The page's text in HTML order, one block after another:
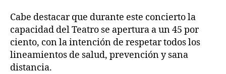
Cabe destacar que durante este concierto la
capacidad del Teatro se apertura a un 45 por
ciento, con la intención de respetar todos los
lineamientos de salud, prevención y sana
distancia.